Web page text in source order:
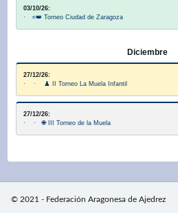
03/10/26:
· ⭐👑 Torneo Ciudad de Zaragoza
Diciembre
27/12/26:
· · ♟️ II Torneo La Muela Infantil
27/12/26:
· · 🌐 III Torneo de la Muela
© 2021 - Federación Aragonesa de Ajedrez